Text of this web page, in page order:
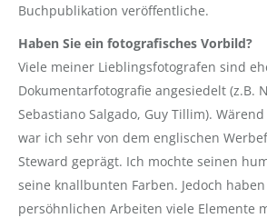
Buchpublikation veröffentliche.
Haben Sie ein fotografisches Vorbild?
Viele meiner Lieblingsfotografen sind
Dokumentarfotografie angesiedelt (z.B.
Sebastiano Salgado, Guy Tillim).
war ich sehr von dem englischen
Steward geprägt. Ich mochte seinen
seine knallbunten Farben. Jedoch
persöhnlichen Arbeiten viele Elemente